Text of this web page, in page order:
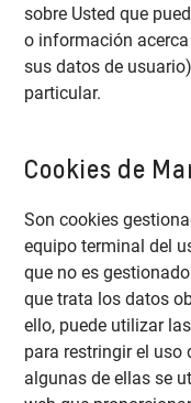
sobre Usted que
o información
sus datos de
particular.
Cookies de
Son cookies
equipo terminal del
que no es
que trata los datos
ello, puede utilizar
para restringir el uso
algunas de ellas se